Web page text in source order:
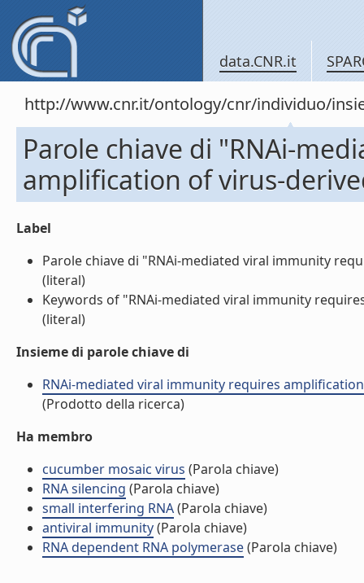
data.CNR.it
http://www.cnr.it/ontology/cnr/individuo/
Parole chiave di "RNAi-
amplification of virus-
Label
Parole chiave di "RNAi-mediated viral immunity
(literal)
Keywords of "RNAi-mediated viral immunity
(literal)
Insieme di parole chiave di
RNAi-mediated viral immunity requires
(Prodotto della ricerca)
Ha membro
cucumber mosaic virus (Parola chiave)
RNA silencing (Parola chiave)
small interfering RNA(Parola chiave)
antiviral immunity(Parola chiave)
RNA dependent RNA polymerase(Parola chiave)